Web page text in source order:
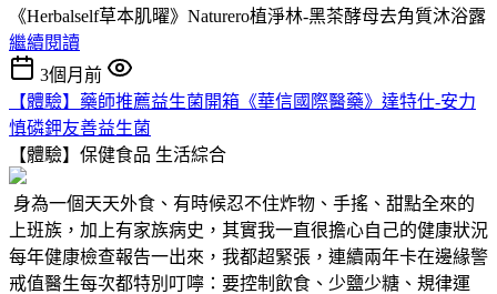
《Herbalself草本肌曜》Naturero植淨林-黑茶酵母去角質沐浴露
繼續閱讀
3個月前
【體驗】藥師推薦益生菌開箱《華信國際醫藥》達特仕-安力
慎磷鉀友善益生菌
【體驗】保健食品 生活綜合
身為一個天天外食、有時候忍不住炸物、手搖、甜點全來的
上班族，加上有家族病史，其實我一直很擔心自己的健康狀況
每年健康檢查報告一出來，我都超緊張，連續兩年卡在邊緣警
戒值醫生每次都特別叮嚀：要控制飲食、少鹽少糖、規律運